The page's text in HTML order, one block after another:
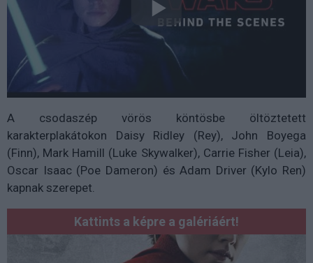
A csodaszép vörös köntösbe öltöztetett
karakterplakátokon Daisy Ridley (Rey), John Boyega
(Finn), Mark Hamill (Luke Skywalker), Carrie Fisher (Leia),
Oscar Isaac (Poe Dameron) és Adam Driver (Kylo Ren)
kapnak szerepet.
Kattints a képre a galériáért!